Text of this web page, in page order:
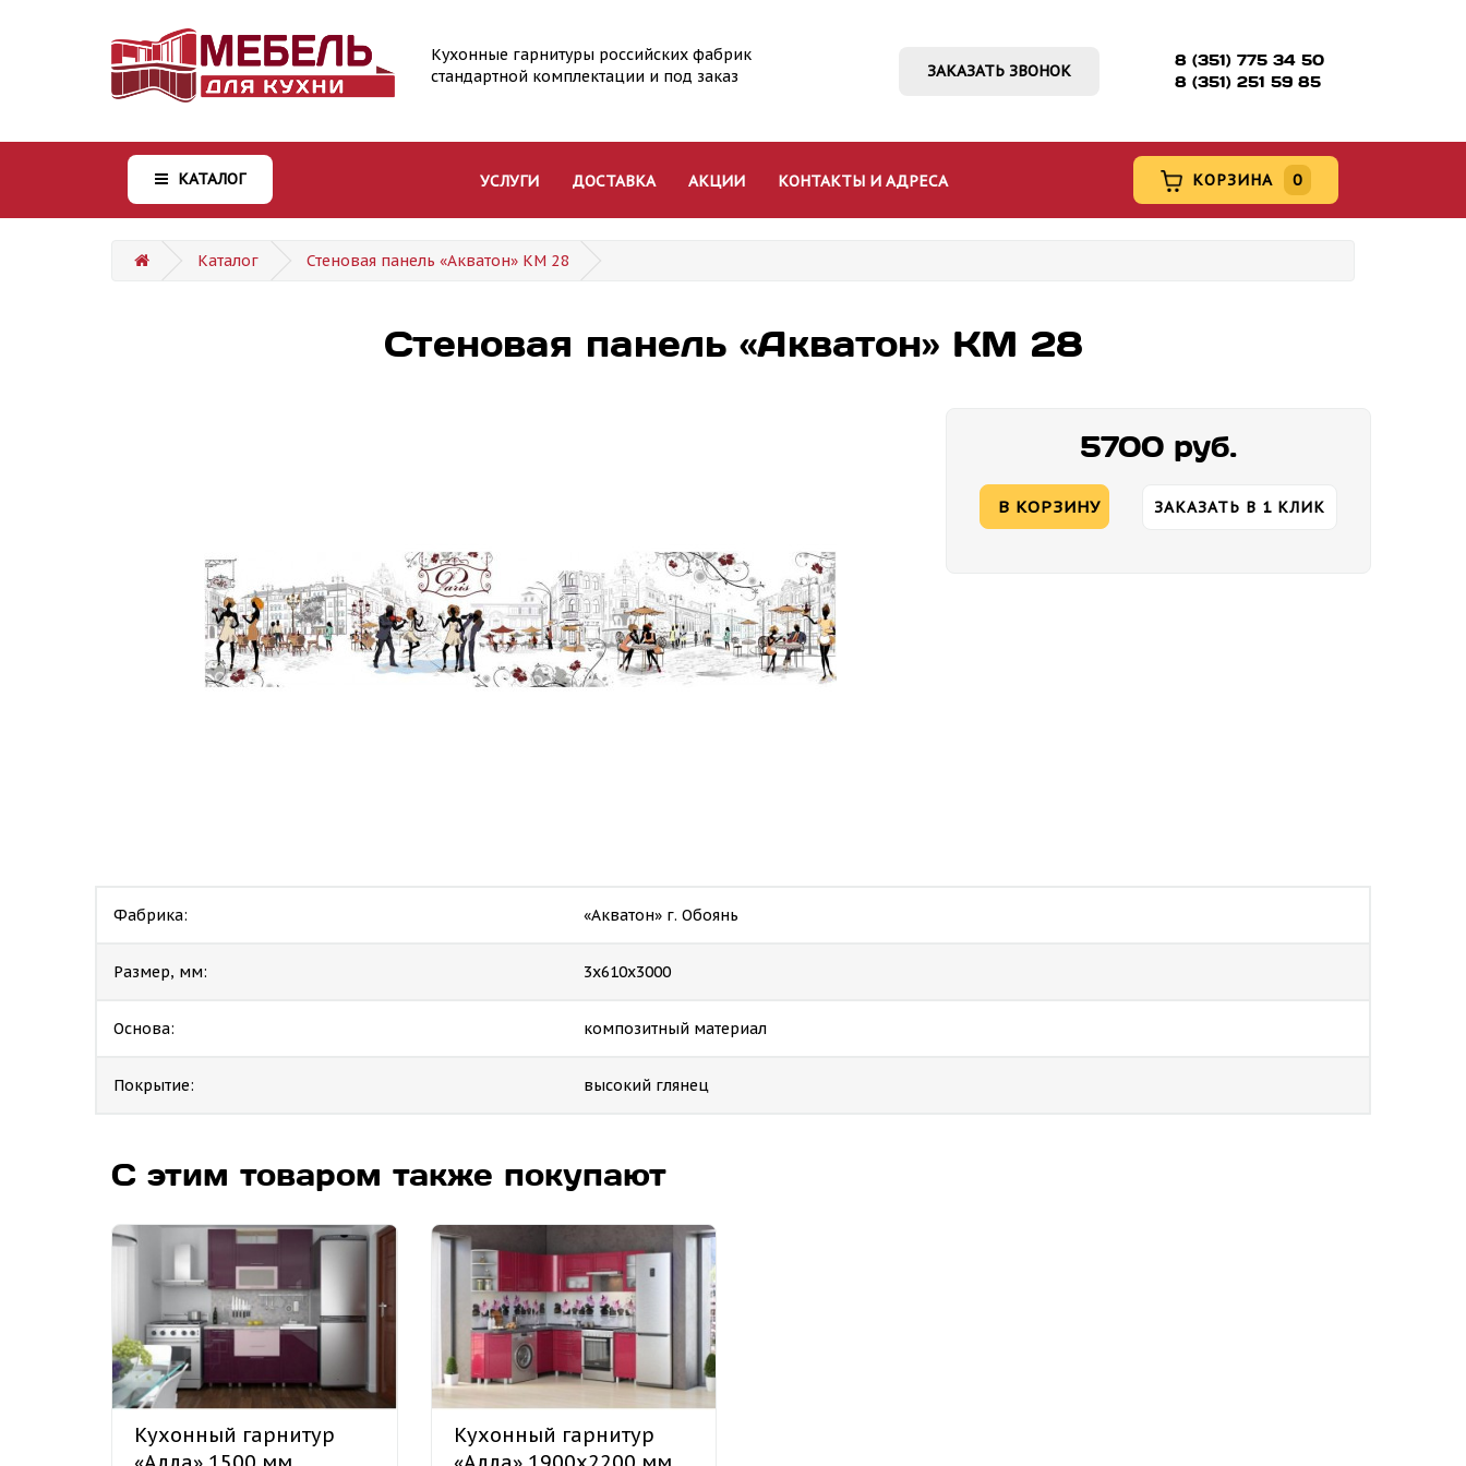
Кухонные гарнитуры российских фабрик
стандартной комплектации и под заказ
ЗАКАЗАТЬ ЗВОНОК
8 (351) 775 34 50
8 (351) 251 59 85
КАТАЛОГ УСЛУГИ ДОСТАВКА АКЦИИ КОНТАКТЫ И АДРЕСА КОРЗИНА 0
Каталог Стеновая панель «Акватон» КМ 28
Стеновая панель «Акватон» КМ 28
5700 руб.
В КОРЗИНУ ЗАКАЗАТЬ В 1 КЛИК
Фабрика: «Акватон» г. Обоянь
Размер, мм: 3х610х3000
Основа: композитный материал
Покрытие: высокий глянец
С этим товаром также покупают
Кухонный гарнитур
Кухонный гарнитур